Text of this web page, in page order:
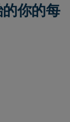
你的每